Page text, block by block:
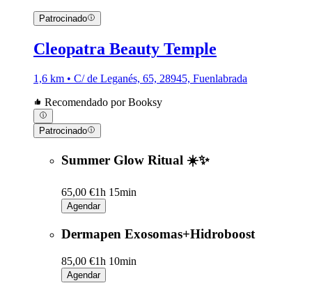
Patrocinado
Cleopatra Beauty Temple
1,6 km • C/ de Leganés, 65, 28945, Fuenlabrada
Recomendado por Booksy
Patrocinado
Summer Glow Ritual ☀️✨
65,00 €1h 15min
Agendar
Dermapen Exosomas+Hidroboost
85,00 €1h 10min
Agendar